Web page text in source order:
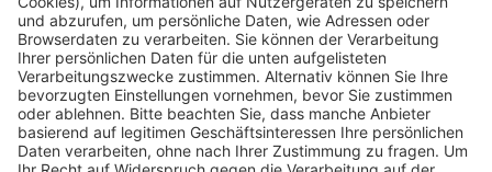
Pässe und Vereinswechsel
Trainerausbildung
Schulungsangebot Vereinsmitarbeiter
BFV-Geschäftsstellen
Trainerbörse